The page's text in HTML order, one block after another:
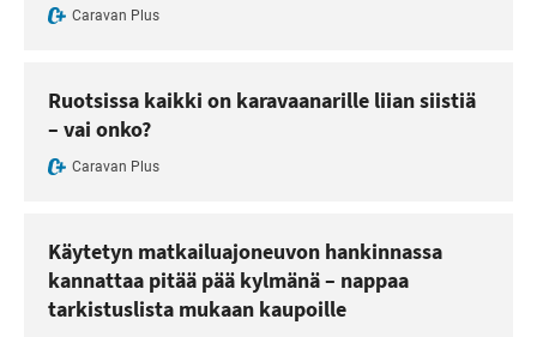
Caravan Plus
Ruotsissa kaikki on karavaanarille liian siistiä
– vai onko?
Caravan Plus
Käytetyn matkailuajoneuvon hankinnassa
kannattaa pitää pää kylmänä – nappaa
tarkistuslista mukaan kaupoille